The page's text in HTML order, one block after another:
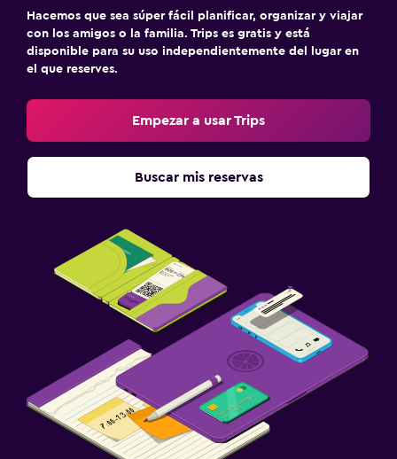
Hacemos que sea súper fácil planificar, organizar y viajar
con los amigos o la familia. Trips es gratis y está
disponible para su uso independientemente del lugar en
el que reserves.
Empezar a usar Trips
Buscar mis reservas